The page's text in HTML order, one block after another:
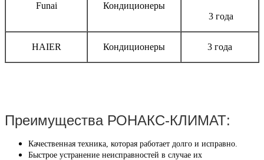
Funai
Кондиционеры
3 года
HAIER Кондиционеры 3 года
Преимущества РОНАКС-КЛИМАТ:
Качественная техника, которая работает долго и исправно.
Быстрое устранение неисправностей в случае их